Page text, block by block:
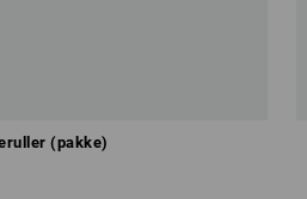
(pakke)